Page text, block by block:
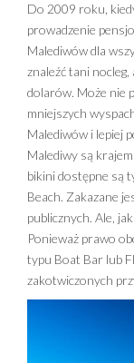
Do 2009 roku,
prowadzenie
Malediwów dla
znaleźć tani
dolarów. Może nie
mniejszych
Malediwów i lepiej
Malediwy są
bikini dostępne są
Beach. Zakazane
publicznych. Ale,
Ponieważ prawo
typu Boat Bar lub
zakotwiczonych